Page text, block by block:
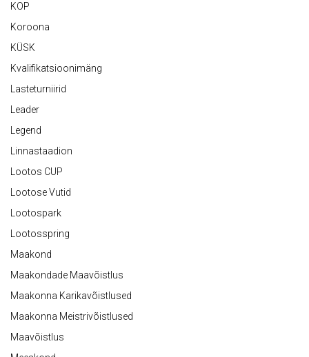
KOP
Koroona
KÜSK
Kvalifikatsioonimäng
Lasteturniirid
Leader
Legend
Linnastaadion
Lootos CUP
Lootose Vutid
Lootospark
Lootosspring
Maakond
Maakondade Maavõistlus
Maakonna Karikavõistlused
Maakonna Meistrivõistlused
Maavõistlus